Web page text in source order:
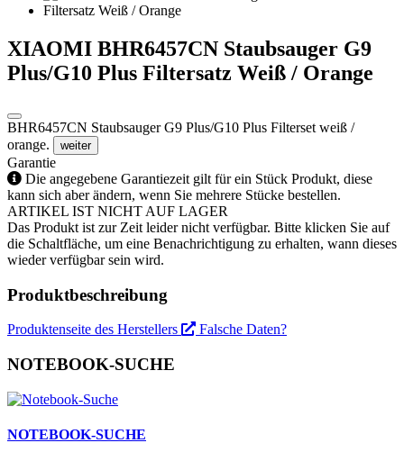
XIAOMI BHR6457CN Staubsauger G9
Plus/G10 Plus Filtersatz Weiß / Orange
BHR6457CN Staubsauger G9 Plus/G10 Plus Filterset weiß /
orange.
weiter
Garantie
Die angegebene Garantiezeit gilt für ein Stück Produkt, diese
kann sich aber ändern, wenn Sie mehrere Stücke bestellen.
ARTIKEL IST NICHT AUF LAGER
Das Produkt ist zur Zeit leider nicht verfügbar. Bitte klicken Sie auf
die Schaltfläche, um eine Benachrichtigung zu erhalten, wann dieses
wieder verfügbar sein wird.
Produktbeschreibung
Produktenseite des Herstellers Falsche Daten?
NOTEBOOK-SUCHE
NOTEBOOK-SUCHE